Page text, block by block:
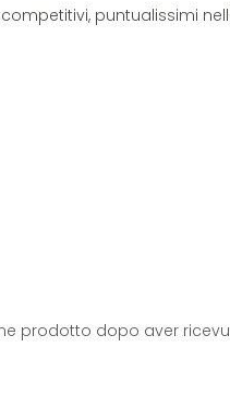
puntualissimi
prodotto dopo aver